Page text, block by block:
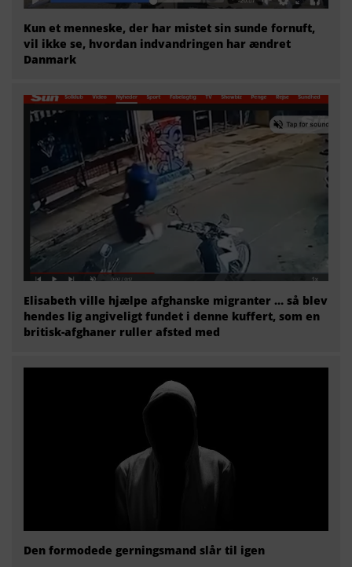
Kun et menneske, der har mistet sin sunde fornuft,
vil ikke se, hvordan indvandringen har ændret
Danmark
Elisabeth ville hjælpe afghanske migranter … så blev
hendes lig angiveligt fundet i denne kuffert, som en
britisk-afghaner ruller afsted med
Den formodede gerningsmand slår til igen